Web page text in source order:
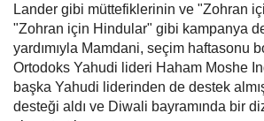
Lander gibi müttefiklerinin ve "Zohran
"Zohran için Hindular" gibi kampanya
yardımıyla Mamdani, seçim haftasonu
Ortodoks Yahudi lideri Haham Moshe
başka Yahudi liderinden de destek
desteği aldı ve Diwali bayramında bir